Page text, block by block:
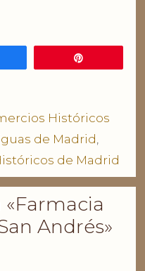
Históricos
de Madrid,
de Madrid
Andrés»